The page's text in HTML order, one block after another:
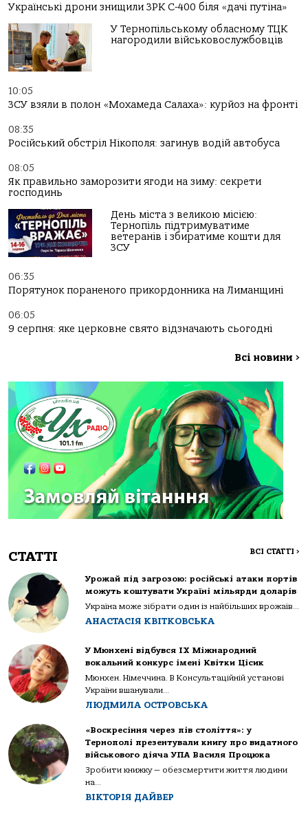
Українські дрони знищили ЗРК С-400 біля «дачі путіна»
У Тернопільському обласному ТЦК
нагородили військовослужбовців
10:05
ЗСУ взяли в полон «Мохамеда Салаха»: курйоз на фронті
08:35
Російський обстріл Нікополя: загинув водій автобуса
08:05
Як правильно заморозити ягоди на зиму: секрети
господинь
День міста з великою місією:
Тернопіль підтримуватиме
ветеранів і збиратиме кошти для
ЗСУ
06:35
Порятунок пораненого прикордонника на Лиманщині
06:05
9 серпня: яке церковне свято відзначають сьогодні
Всі новини >
СТАТТІ ВСІ СТАТТІ >
Урожай під загрозою: російські атаки портів
можуть коштувати Україні мільярди доларів
Україна може зібрати один із найбільших врожаїв...
АНАСТАСІЯ КВІТКОВСЬКА
У Мюнхені відбувся IX Міжнародний
вокальний конкурс імені Квітки Цісик
Мюнхен. Німеччина. В Консультаційній установі
України вшанували...
ЛЮДМИЛА ОСТРОВСЬКА
«Воскресіння через пів століття»: у
Тернополі презентували книгу про видатного
військового діяча УПА Василя Процюка
Зробити книжку — обезсмертити життя людини
на...
ВІКТОРІЯ ДАЙВЕР